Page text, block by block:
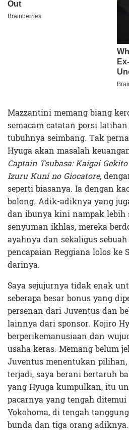
Mazzantini memang biang
semacam catatan porsi
tubuhnya seimbang. Tak
Hyuga akan masalah
Captain Tsubasa: Kaigai
Izuru Kuni no Giocatore,
seperti biasanya. Ia dengan
bolong. Adik-adiknya yang
dan ibunya kini nampak lebih
senyuman ikhlas, mereka
ayahnya dan sekaligus
pencapaian Reggiana lolos ke
darinya.
Saya sejujurnya tidak enak
seberapa besar bonus yang
persenan dari Juventus dan
lainnya dari sponsor. Kojiro
berperikemanusiaan dan
usaha keras. Memang belum
Juventus menentukan
terjadi, saya berani bertaruh
yang Hyuga kumpulkan, itu
pacarnya yang tengah
Yokohoma, di tengah
bunda dan tiga orang adiknya.